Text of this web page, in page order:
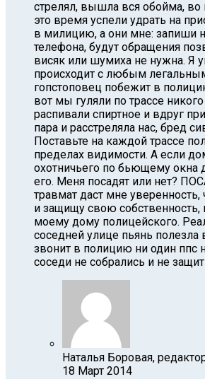
стрелял, вышла вся обойма, во
это время успели удрать на
в милицию, а они мне: запиши
телефона, будут обращения
висяк или шумиха не нужна. Я
происходит с любым
гопстоповец побежит в
вот мы гуляли по трассе
распивали спиртное и вдруг
пара и расстреляла нас, бред
Поставьте на каждой трассе
пределах видимости. А если
охотничьего по бьющему окна
его. Меня посадят или нет?
травмат даст мне уверенность,
и защищу свою собственность,
моему дому полицейского.
соседней улице пьянь полезла
звонит в полицию ни один ппс
соседи не собрались и не
Наталья Боровая,
18 Март 2014